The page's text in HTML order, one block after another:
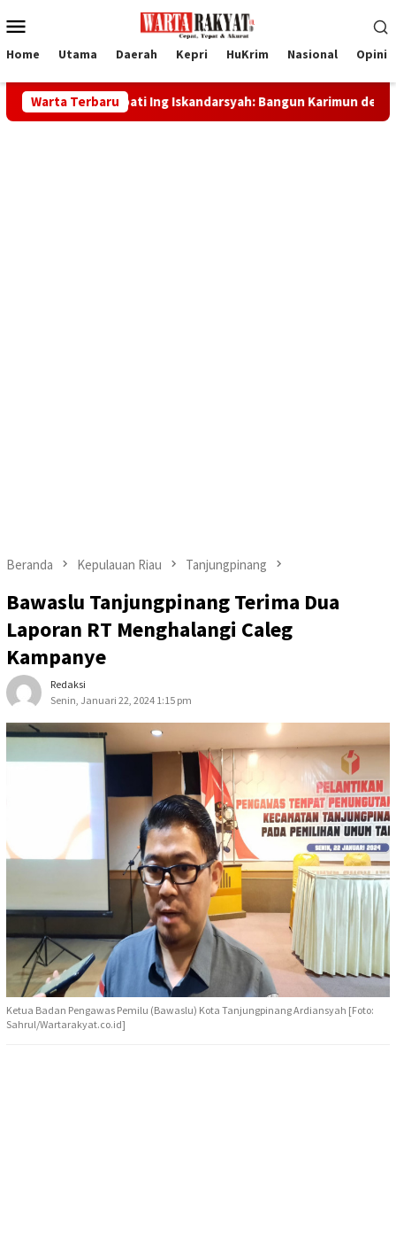
ke
Mobile
Home Utama Daerah Kepri HuKrim Nasional Opini
Warta Terbaru
Bupati Ing Iskandarsyah: Bangun Karimun dengan Kekuatan
Beranda Kepulauan Riau Tanjungpinang
Bawaslu Tanjungpinang Terima Dua
Laporan RT Menghalangi Caleg
Kampanye
Redaksi
Senin, Januari 22, 2024 1:15 pm
Ketua Badan Pengawas Pemilu (Bawaslu) Kota Tanjungpinang Ardiansyah [Foto:
Sahrul/Wartarakyat.co.id]